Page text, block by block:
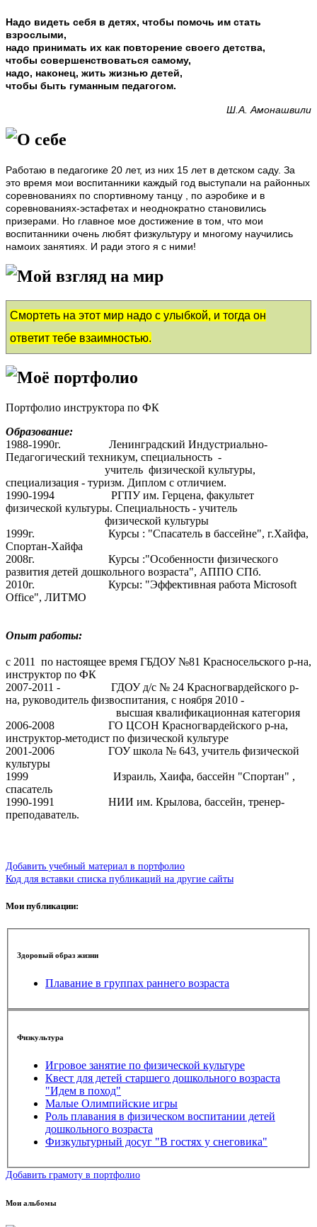
Надо видеть себя в детях, чтобы помочь им стать
взрослыми,
надо принимать их как повторение своего детства,
чтобы совершенствоваться самому,
надо, наконец, жить жизнью детей,
чтобы быть гуманным педагогом.
Ш.А. Амонашвили
О себе
Работаю в педагогике 20 лет, из них 15 лет в детском саду. За
это время мои воспитанники каждый год выступали на районных
соревнованиях по спортивному танцу , по аэробике и в
соревнованиях-эстафетах и неоднократно становились
призерами. Но главное мое достижение в том, что мои
воспитанники очень любят физкультуру и многому научились
намоих занятиях. И ради этого я с ними!
Мой взгляд на мир
Смортеть на этот мир надо с улыбкой, и тогда он
ответит тебе взаимностью.
Моё портфолио
Портфолио инструктора по ФК
Образование:
1988-1990г. Ленинградский Индустриально-
Педагогический техникум, специальность -
учитель физической культуры,
специализация - туризм. Диплом с отличием.
1990-1994 РГПУ им. Герцена, факультет
физической культуры. Специальность - учитель
физической культуры
1999г. Курсы : "Спасатель в бассейне", г.Хайфа,
Спортан-Хайфа
2008г. Курсы :"Особенности физического
развития детей дошкольного возраста", АППО СПб.
2010г. Курсы: "Эффективная работа Microsoft
Office", ЛИТМО
Опыт работы:
с 2011 по настоящее время ГБДОУ №81 Красносельского р-на,
инструктор по ФК
2007-2011 - ГДОУ д/с № 24 Красногвардейского р-
на, руководитель физвоспитания, с ноября 2010 -
высшая квалификационная категория
2006-2008 ГО ЦСОН Красногвардейского р-на,
инструктор-методист по физической культуре
2001-2006 ГОУ школа № 643, учитель физической
культуры
1999 Израиль, Хаифа, бассейн "Спортан" ,
спасатель
1990-1991 НИИ им. Крылова, бассейн, тренер-
преподаватель.
Добавить учебный материал в портфолио
Код для вставки списка публикаций на другие сайты
Мои публикации:
Здоровый образ жизни
Плавание в группах раннего возраста
Физкультура
Игровое занятие по физической культуре
Квест для детей старшего дошкольного возраста
"Идем в поход"
Малые Олимпийские игры
Роль плавания в физическом воспитании детей
дошкольного возраста
Физкультурный досуг "В гостях у снеговика"
Добавить грамоту в портфолио
Мои альбомы